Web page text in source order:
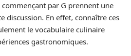
par G prennent une
discussion. En effet, connaître ces
le vocabulaire culinaire
gastronomiques.